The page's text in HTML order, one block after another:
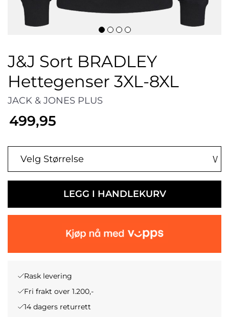
J&J Sort BRADLEY
Hettegenser 3XL-8XL
JACK & JONES PLUS
499,95
LEGG I HANDLEKURV
Rask levering
Fri frakt over 1.200,-
14 dagers returrett